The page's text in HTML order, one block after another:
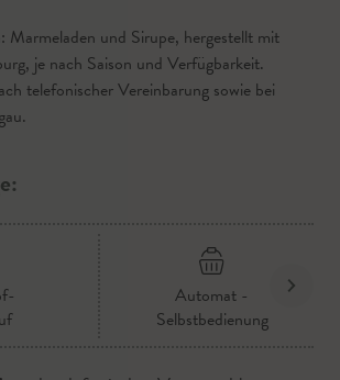
Marmeladen und Sirupe, hergestellt mit
je nach Saison und Verfügbarkeit.
telefonischer Vereinbarung sowie bei
Automat -
Selbstbedienung